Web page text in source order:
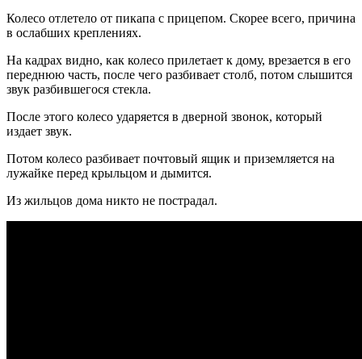
Колесо отлетело от пикапа с прицепом. Скорее всего, причина
в ослабших креплениях.
На кадрах видно, как колесо прилетает к дому, врезается в его
переднюю часть, после чего разбивает столб, потом слышится
звук разбившегося стекла.
После этого колесо ударяется в дверной звонок, который
издает звук.
Потом колесо разбивает почтовый ящик и приземляется на
лужайке перед крыльцом и дымится.
Из жильцов дома никто не пострадал.